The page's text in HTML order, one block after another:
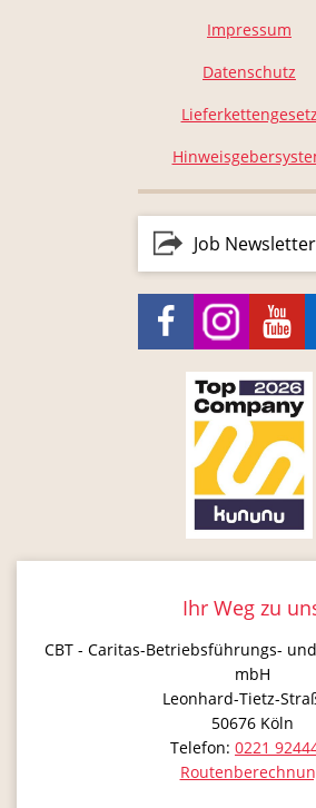
Impressum
Datenschutz
Lieferkettengesetz
Job Newsletter
Ihr Weg zu
CBT - Caritas-Betriebsführungs-
mbH
Leonhard-Tietz-
50676 Köln
Telefon: 0221